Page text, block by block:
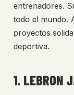
entrenadores.
todo el mundo.
proyectos
deportiva.
1. LEBRON